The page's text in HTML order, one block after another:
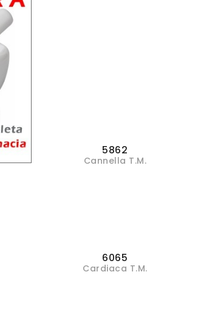
5862
Cannella T.M.
6065
Cardiaca T.M.